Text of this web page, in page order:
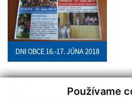
Používame
DNI OBCE 16.-17. JÚNA 2018